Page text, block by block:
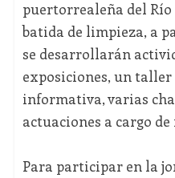
puertorrealeña del Río
batida de limpieza, a
se desarrollarán
exposiciones, un
informativa, varias
actuaciones a cargo
Para participar en la